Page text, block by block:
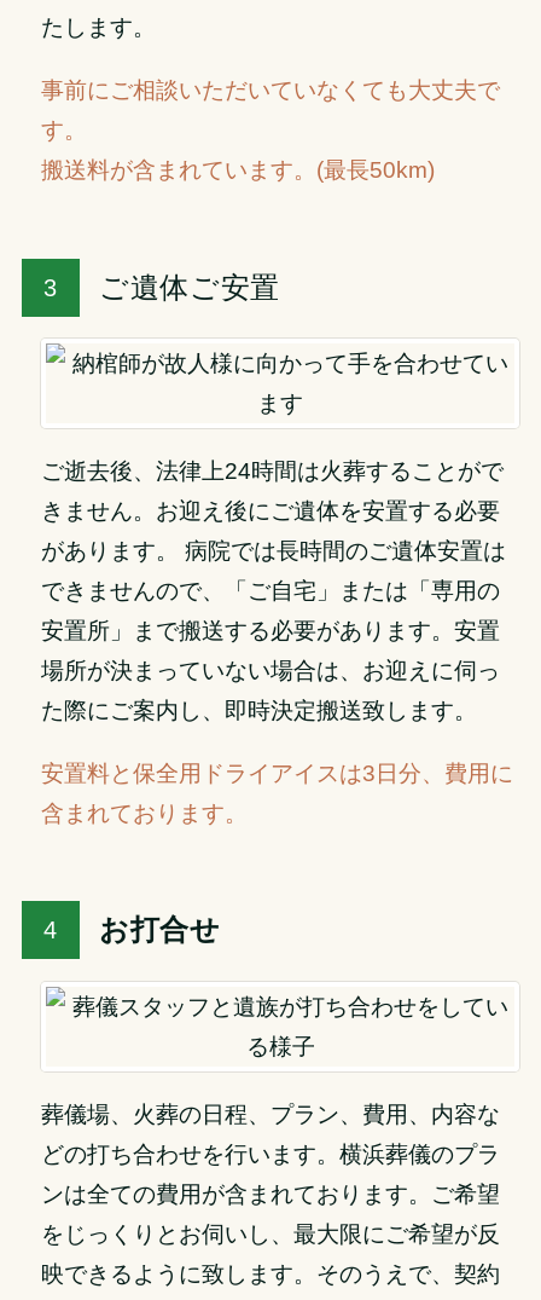
たします。
事前にご相談いただいていなくても大丈夫で
す。
搬送料が含まれています。(最長50km)
ご遺体ご安置
ご逝去後、法律上24時間は火葬することがで
きません。お迎え後にご遺体を安置する必要
があります。 病院では長時間のご遺体安置は
できませんので、「ご自宅」または「専用の
安置所」まで搬送する必要があります。安置
場所が決まっていない場合は、お迎えに伺っ
た際にご案内し、即時決定搬送致します。
安置料と保全用ドライアイスは3日分、費用に
含まれております。
お打合せ
葬儀場、火葬の日程、プラン、費用、内容な
どの打ち合わせを行います。横浜葬儀のプラ
ンは全ての費用が含まれております。ご希望
をじっくりとお伺いし、最大限にご希望が反
映できるように致します。そのうえで、契約